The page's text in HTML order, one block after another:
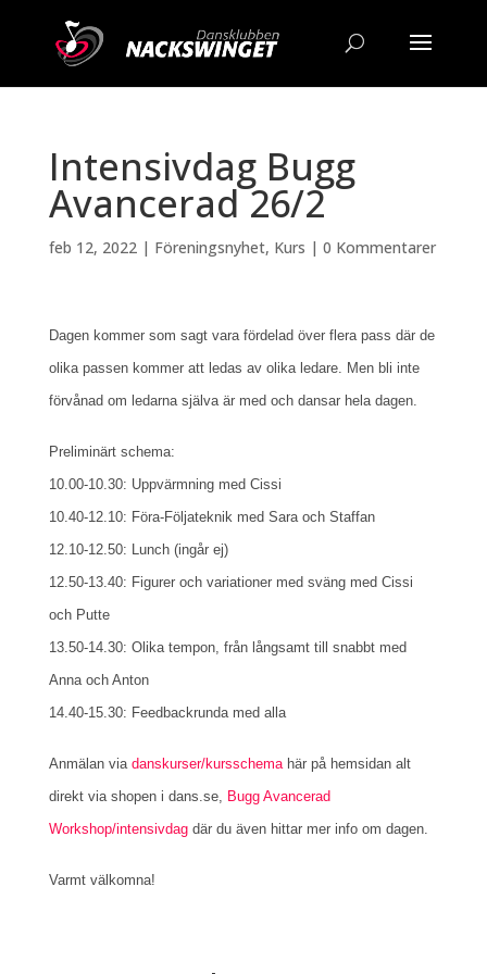
Intensivdag Bugg
Avancerad 26/2
feb 12, 2022| Föreningsnyhet, Kurs | 0 Kommentarer
Dagen kommer som sagt vara fördelad över flera pass där de
olika passen kommer att ledas av olika ledare. Men bli inte
förvånad om ledarna själva är med och dansar hela dagen.
Preliminärt schema:
10.00-10.30: Uppvärmning med Cissi
10.40-12.10: Föra-Följateknik med Sara och Staffan
12.10-12.50: Lunch (ingår ej)
12.50-13.40: Figurer och variationer med sväng med Cissi
och Putte
13.50-14.30: Olika tempon, från långsamt till snabbt med
Anna och Anton
14.40-15.30: Feedbackrunda med alla
Anmälan via danskurser/kursschemahär på hemsidan alt
direkt via shopen i dans.se, Bugg Avancerad
Workshop/intensivdagdär du även hittar mer info om dagen.
Varmt välkomna!